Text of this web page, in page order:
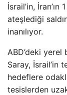
İsrail’in, İran’ın
ateşlediği
inanılıyor.
ABD’deki yerel
Saray, İsrail’in
hedeflere
tesislerden